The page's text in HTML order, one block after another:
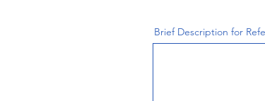
Brief Description for